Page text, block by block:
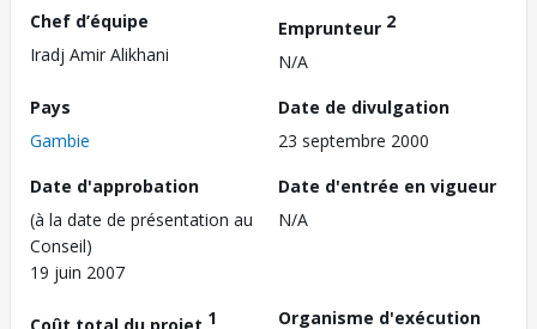
Chef d’équipe
Iradj Amir Alikhani
Emprunteur 2
N/A
Pays
Gambie
Date de divulgation
23 septembre 2000
Date d'approbation
(à la date de présentation au
Conseil)
19 juin 2007
Date d'entrée en vigueur
N/A
Coût total du projet 1
Organisme d'exécution